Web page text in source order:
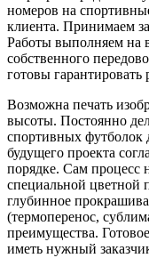
номеров на
клиента. Принимаем
Работы выполняем на
собственного
готовы гарантировать
Возможна печать
высоты. Постоянно
спортивных футболок
будущего проекта
порядке. Сам процесс
специальной цветной
глубинное
(термоперенос,
преимущества.
иметь нужный